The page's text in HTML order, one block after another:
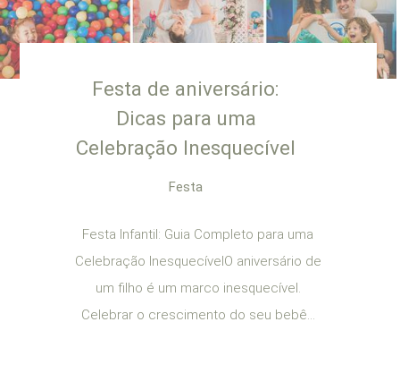
Festa de aniversário:
Dicas para uma
Celebração Inesquecível
Festa
Festa Infantil: Guia Completo para uma
Celebração InesquecívelO aniversário de
um filho é um marco inesquecível.
Celebrar o crescimento do seu bebê...